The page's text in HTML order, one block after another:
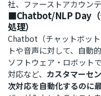
社、ファーストアカウン
■Chatbot/NLP Day（
処理）
Chatbot（チャットボッ
トや音声に対して、自動
ソフトウェア・ロボット
対応など、 カスタマーセ
次対応を自動化するのに